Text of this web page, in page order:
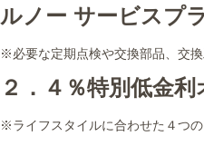
ルノー サービスプ
※必要な定期点検や交換部品、交
２．４％特別低金
※ライフスタイルに合わせた４つ